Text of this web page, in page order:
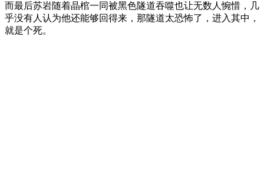
而最后苏岩随着晶棺一同被黑色隧道吞噬也让无数人惋惜，几
乎没有人认为他还能够回得来，那隧道太恐怖了，进入其中，
就是个死。